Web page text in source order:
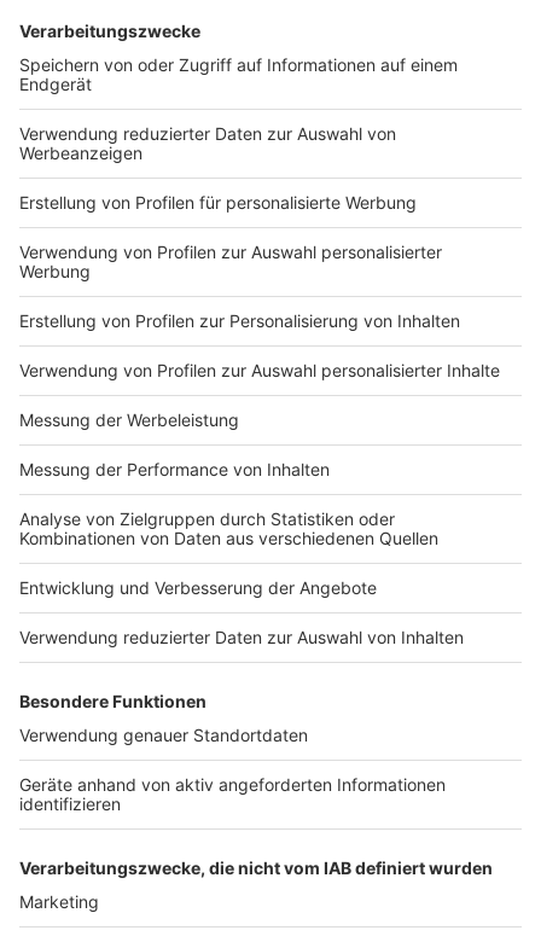
DEINE GEMERKTEN ARTIKEL
Du hast dir noch keine Artikel gemerkt
Impressum
Nutzungsbedingungen
Jobs
Presse
Werben
Archiv
ANTENNE BAYERN GROUP
Stiftung ANTENNE BAYERN
hilft
Teilnahmebedingungen
Grounding Page ANTENNE
Kontakt
Studio-Hotline
Verkehrs-Hotline
Newsletter